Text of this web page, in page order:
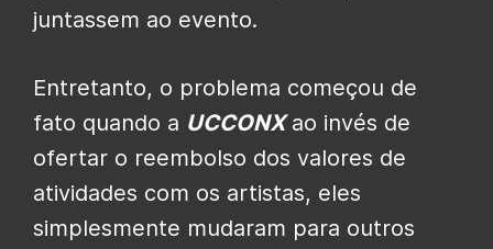
juntassem ao evento.
Entretanto, o problema começou de
fato quando a UCCONXao invés de
ofertar o reembolso dos valores de
atividades com os artistas, eles
simplesmente mudaram para outros